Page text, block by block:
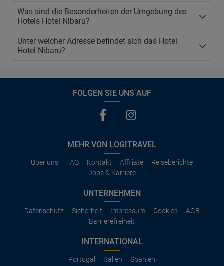
Was sind die Besonderheiten der Umgebung des
Hotels Hotel Nibaru?
Unter welcher Adresse befindet sich das Hotel
Hotel Nibaru?
FOLGEN SIE UNS AUF
MEHR VON LOGITRAVEL
Über uns FAQ Kontakt Affiliate
Reiseberichte
Jobs & Karriere
UNTERNEHMEN
Datenschutz Sicherheit Impressum Cookies
AGB
Barrierefreiheit
INTERNATIONAL
Portugal Italien Spanien